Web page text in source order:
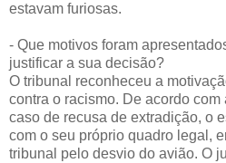
estavam furiosas.
- Que motivos foram
justificar a sua decisão?
O tribunal reconheceu a
contra o racismo. De acordo
caso de recusa de extradição, o
com o seu próprio quadro legal,
tribunal pelo desvio do avião. O